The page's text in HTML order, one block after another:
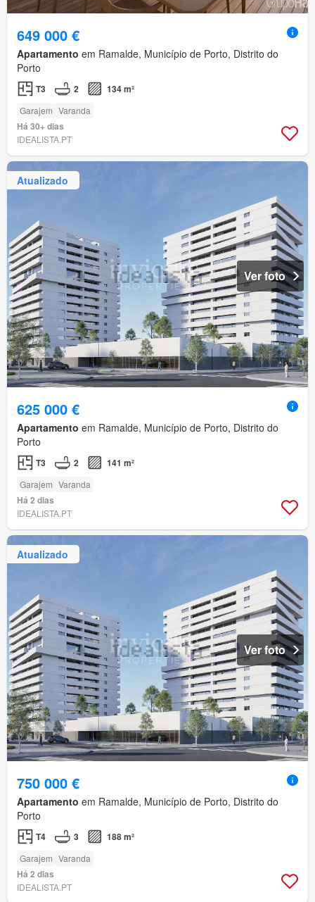
649 000 €
Apartamento em Ramalde, Município de Porto, Distrito do
Porto
T3 2 134 m²
Garajem Varanda
Há 30+ dias
IDEALISTA.PT
Atualizado
Ver foto
625 000 €
Apartamento em Ramalde, Município de Porto, Distrito do
Porto
T3 2 141 m²
Garajem Varanda
Há 2 dias
IDEALISTA.PT
Atualizado
Ver foto
750 000 €
Apartamento em Ramalde, Município de Porto, Distrito do
Porto
T4 3 188 m²
Garajem Varanda
Há 2 dias
IDEALISTA.PT